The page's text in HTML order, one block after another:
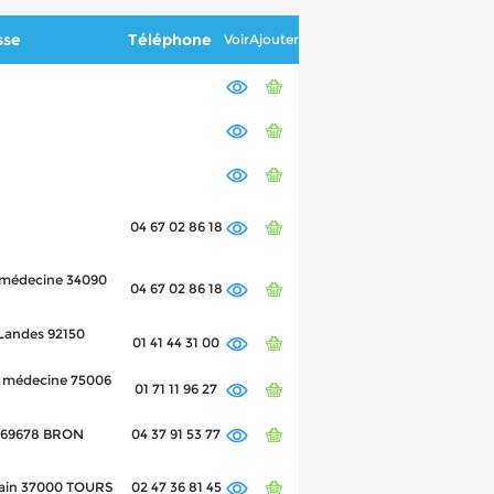
Téléphone VoirAjouter
04 67 02 86 18
34090
04 67 02 86 18
92150
01 41 44 31 00
médecine 75006
01 71 11 96 27
BRON 04 37 91 53 77
37000 TOURS 02 47 36 81 45